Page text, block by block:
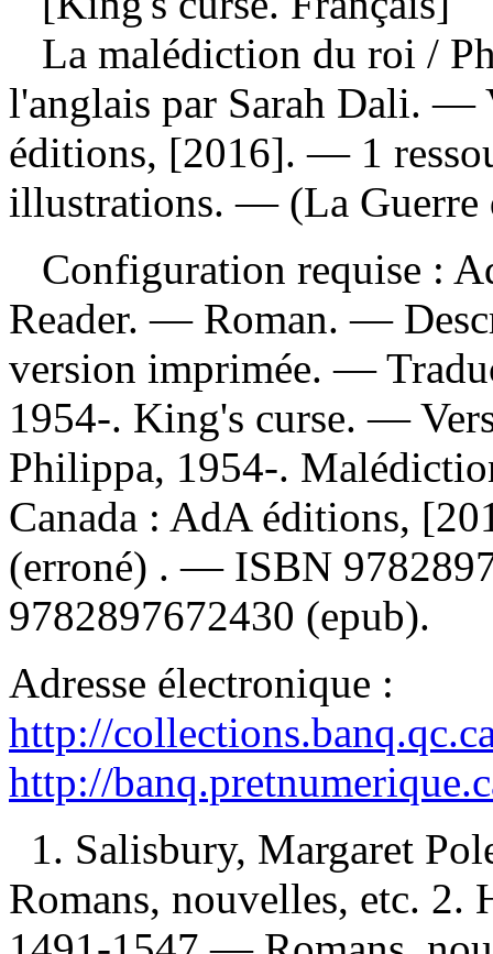
La malédiction du roi /
l'anglais par Sarah Dali. —
éditions, [2016]. — 1
illustrations. — (La Guerre
Configuration requise :
Reader. — Roman. —
version imprimée. —
1954-. King's curse. —
Philippa, 1954-.
Canada : AdA éditions,
(erroné) . — ISBN
9782897672430 (epub).
Adresse électronique :
http://
http://
1. Salisbury, Margaret
Romans, nouvelles, etc.